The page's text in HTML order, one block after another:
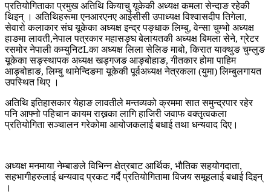
प्रतियोगिताका प्रमुख अतिथि कियाचु यूकेकी अध्यक्ष कमला सेन्दाङ रहेकी
थिइन् । अतिथिहरूमा एनआरएनए आईसीसी उपाध्यक्ष विश्वासदीप तिगेला,
सेवारो कलाकार संघ यूकेका अध्यक्ष इन्द्र पङ्धाक लिम्बु, वेन्सा चुम्भो अध्यक्ष
हाङमा लावती,नेपाल पत्रकार महासङ्घ बेलायतकी अध्यक्ष बिमला सेने, ग्रेटर
रसमोर नेपाली कम्युनिटLका अध्यक्ष लिला सेलिङ माबो, किरात याक्थुङ चुम्लुङ
यूकेका सङ्स्थापक अध्यक्ष खड्गजङ आङ्बोहाङ, गीतकार होमा पाहिम
आङ्बोहाङ, लिम्बु थामेन्दिङमा यूकेकी पूर्वअध्यक्ष नेत्रकला (युमा) लिम्बुलगायत
उपस्थित थिए ।
अतिथि इतिहासकार येहाङ लावतीले मन्तव्यको क्रममा सात समुन्द्रपार रहेर
पनि आफ्नो पहिचान कायम राख्नका लागि हाजिरी जवाफ वक्तृत्वकला
प्रतियोगिता सञ्चालन गरेकोमा आयोजकलाई बधाई तथा धन्यवाद दिए।
अध्यक्ष मनमाया नेम्बाङले विभिन्न क्षेत्रबाट आर्थिक, भौतिक सहयोगदाता,
सहभागीहरुलाई धन्यवाद प्रकट गर्दै प्रतियोगितामा विजय समूहलाई बधाई दिइन्
।